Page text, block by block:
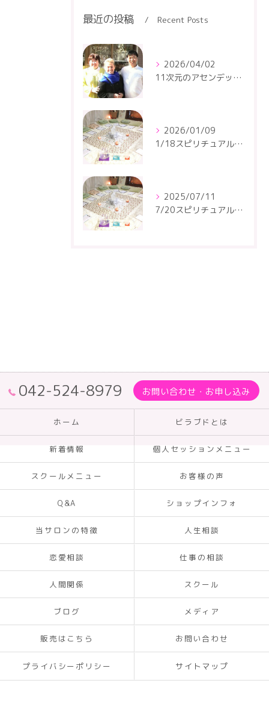
最近の投稿 Recent Posts
2026/04/02
11次元のアセンデッドマスター・アシュタールの4月のセッションです
2026/01/09
1/18スピリチュアルトーキングサークルが開催されます
2025/07/11
7/20スピリチュアルトーキングサークルが開催されます
042-524-8979 お問い合わせ・お申し込み
ホーム ビラブドとは
新着情報 個人セッションメニュー
スクールメニュー お客様の声
Q&A ショップインフォ
当サロンの特徴 人生相談
恋愛相談 仕事の相談
人間関係 スクール
ブログ メディア
販売はこちら お問い合わせ
プライバシーポリシー サイトマップ